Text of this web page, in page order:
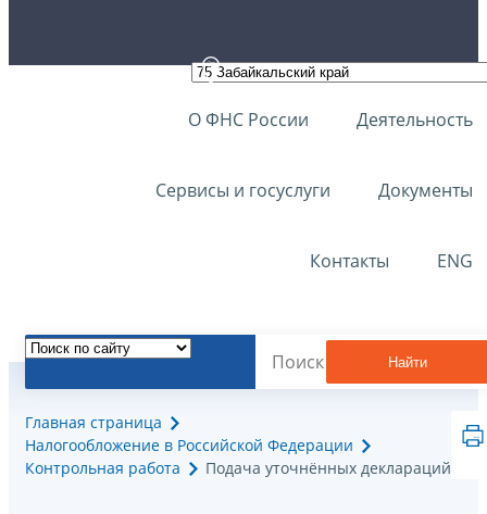
О ФНС России Деятельность
Сервисы и госуслуги Документы
Контакты ENG
Найти
Главная страница
Налогообложение в Российской Федерации
Контрольная работа
Подача уточнённых деклараций